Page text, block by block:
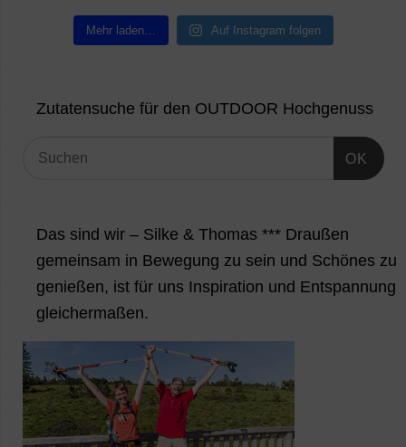
Mehr laden… Auf Instagram folgen
Zutatensuche für den OUTDOOR Hochgenuss
OK
Das sind wir – Silke & Thomas *** Draußen
gemeinsam in Bewegung zu sein und Schönes zu
genießen, ist für uns Inspiration und Entspannung
gleichermaßen.